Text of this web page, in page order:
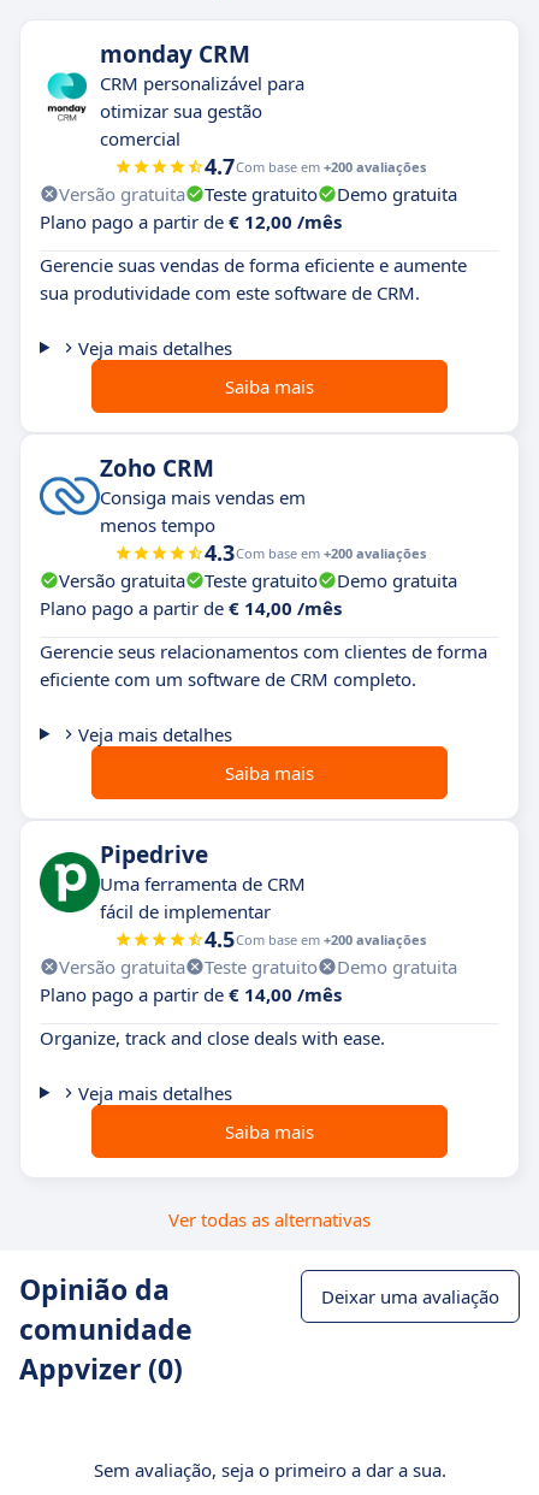
monday CRM
CRM personalizável para
otimizar sua gestão
comercial
4.7Com base em +200 avaliações
Versão gratuita Teste gratuito
Demo gratuita
Plano pago a partir de € 12,00 /mês
Gerencie suas vendas de forma eficiente e aumente
sua produtividade com este software de CRM.
Veja mais detalhes
Saiba mais
Zoho CRM
Consiga mais vendas em
menos tempo
4.3Com base em +200 avaliações
Versão gratuita Teste gratuito
Demo gratuita
Plano pago a partir de € 14,00 /mês
Gerencie seus relacionamentos com clientes de forma
eficiente com um software de CRM completo.
Veja mais detalhes
Saiba mais
Pipedrive
Uma ferramenta de CRM
fácil de implementar
4.5Com base em +200 avaliações
Versão gratuita Teste gratuito
Demo gratuita
Plano pago a partir de € 14,00 /mês
Organize, track and close deals with ease.
Veja mais detalhes
Saiba mais
Ver todas as alternativas
Opinião da
comunidade
Appvizer (0)
Deixar uma avaliação
Sem avaliação, seja o primeiro a dar a sua.